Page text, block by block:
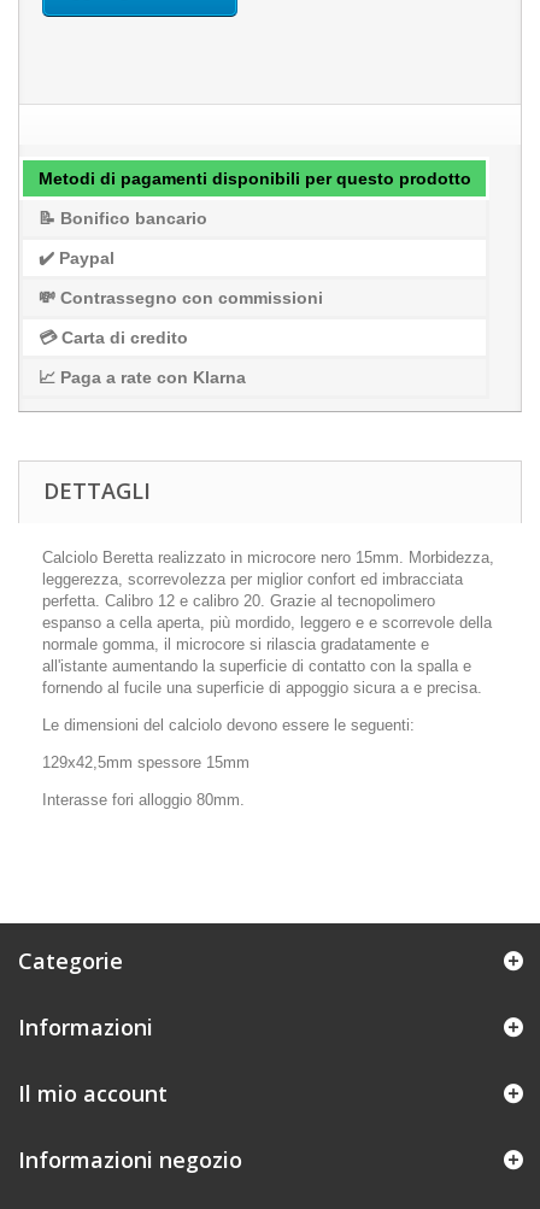
Metodi di pagamenti disponibili per questo prodotto
📝 Bonifico bancario
✔️ Paypal
💸 Contrassegno con commissioni
💳 Carta di credito
📈 Paga a rate con Klarna
DETTAGLI
Calciolo Beretta realizzato in microcore nero 15mm. Morbidezza,
leggerezza, scorrevolezza per miglior confort ed imbracciata
perfetta. Calibro 12 e calibro 20. Grazie al tecnopolimero
espanso a cella aperta, più mordido, leggero e e scorrevole della
normale gomma, il microcore si rilascia gradatamente e
all'istante aumentando la superficie di contatto con la spalla e
fornendo al fucile una superficie di appoggio sicura a e precisa.
Le dimensioni del calciolo devono essere le seguenti:
129x42,5mm spessore 15mm
Interasse fori alloggio 80mm.
Categorie
Informazioni
Il mio account
Informazioni negozio